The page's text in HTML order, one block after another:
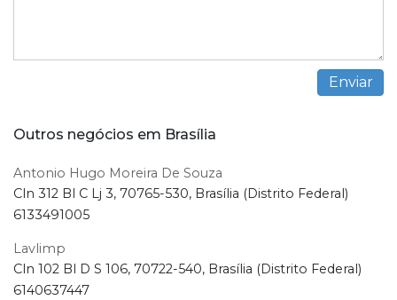
Outros negócios em Brasília
Antonio Hugo Moreira De Souza
Cln 312 Bl C Lj 3, 70765-530, Brasília (Distrito Federal)
6133491005
Lavlimp
Cln 102 Bl D S 106, 70722-540, Brasília (Distrito Federal)
6140637447